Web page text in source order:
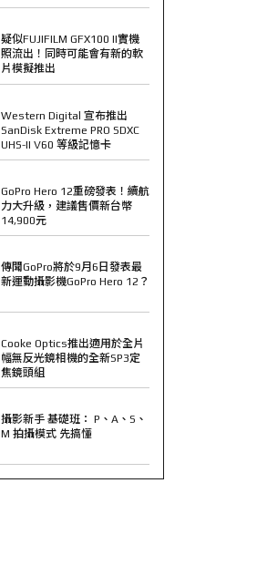
疑似FUJIFILM GFX100 II實機
照流出！同時可能會有新的軟
片模擬推出
Western Digital 宣布推出
SanDisk Extreme PRO SDXC
UHS-II V60 等級記憶卡
GoPro Hero 12重磅發表！續航
力大升級，建議售價新台幣
14,900元
傳聞GoPro將於9月6日發表最
新運動攝影機GoPro Hero 12？
Cooke Optics推出適用於全片
幅無反光鏡相機的全新SP3定
焦鏡頭組
攝影新手 基礎班： P、A、S、
M 拍攝模式 先搞懂